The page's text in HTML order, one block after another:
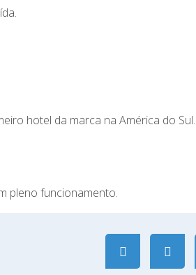
hotel da marca na América do Sul.
pleno funcionamento.